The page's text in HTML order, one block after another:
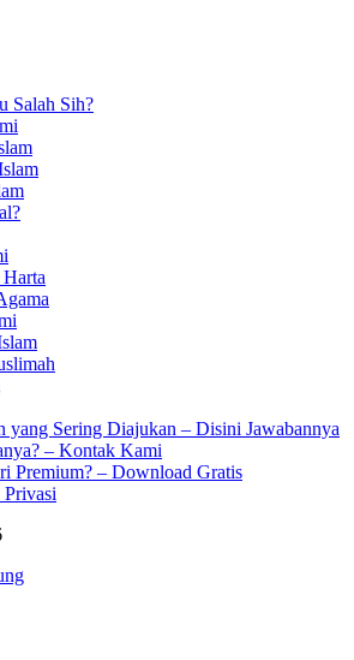
Salah Sih?
yang Sering Diajukan – Disini Jawabannya
– Kontak Kami
Premium? – Download Gratis